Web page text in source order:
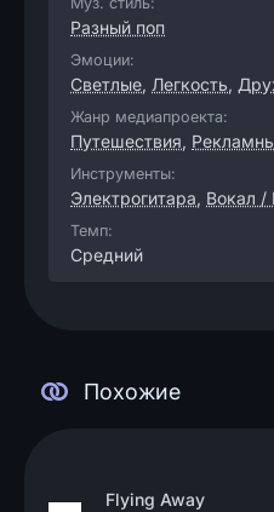
Разный поп
Эмоции:
Светлые, Легкость,
Жанр медиапроекта:
Путешествия,
Инструменты:
Электрогитара, Вокал /
Темп:
Средний
Похожие
Flying Away